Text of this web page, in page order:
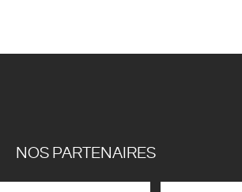
NOS PARTENAIRES